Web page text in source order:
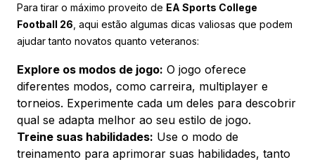
Para tirar o máximo proveito de EA Sports College
Football 26 , aqui estão algumas dicas valiosas que podem
ajudar tanto novatos quanto veteranos:
Explore os modos de jogo: O jogo oferece
diferentes modos, como carreira, multiplayer e
torneios. Experimente cada um deles para descobrir
qual se adapta melhor ao seu estilo de jogo.
Treine suas habilidades: Use o modo de
treinamento para aprimorar suas habilidades, tanto